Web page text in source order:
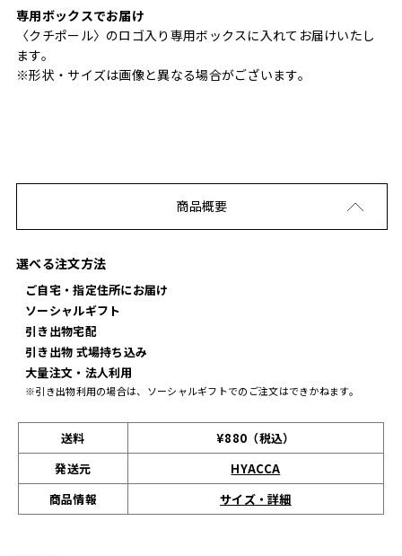
専用ボックスでお届け
〈クチポール〉のロゴ入り専用ボックスに入れてお届けいたし
ます。
※形状・サイズは画像と異なる場合がございます。
商品概要
選べる注文方法
ご自宅・指定住所にお届け
ソーシャルギフト
引き出物宅配
引き出物 式場持ち込み
大量注文・法人利用
※引き出物利用の場合は、ソーシャルギフトでのご注文はできかねます。
送料
¥880（税込）
発送元
HYACCA
商品情報
サイズ・詳細